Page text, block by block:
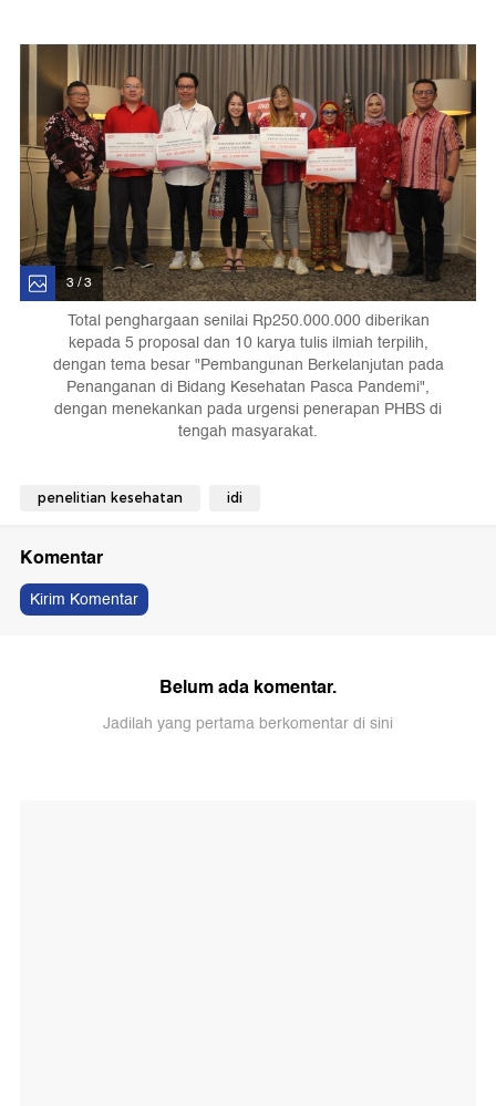
3 / 3
Total penghargaan senilai Rp250.000.000 diberikan
kepada 5 proposal dan 10 karya tulis ilmiah terpilih,
dengan tema besar "Pembangunan Berkelanjutan pada
Penanganan di Bidang Kesehatan Pasca Pandemi",
dengan menekankan pada urgensi penerapan PHBS di
tengah masyarakat.
penelitian kesehatan idi
Komentar
Kirim Komentar
Belum ada komentar.
Jadilah yang pertama berkomentar di sini